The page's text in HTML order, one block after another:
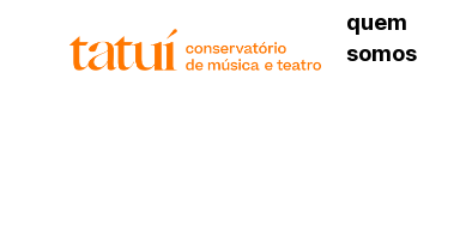
quem
somos